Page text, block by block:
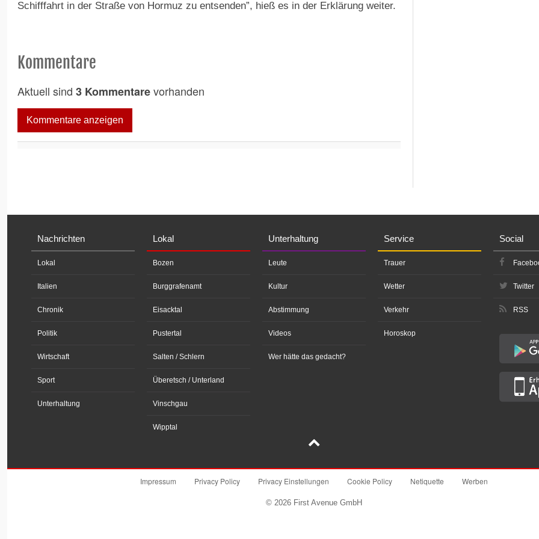
Schifffahrt in der Straße von Hormuz zu entsenden”, hieß es in der Erklärung weiter.
Kommentare
Aktuell sind 3 Kommentarevorhanden
Kommentare anzeigen
Nachrichten
Lokal
Italien
Chronik
Politik
Wirtschaft
Sport
Unterhaltung
Lokal
Bozen
Burggrafenamt
Eisacktal
Pustertal
Salten / Schlern
Überetsch / Unterland
Vinschgau
Wipptal
Unterhaltung
Leute
Kultur
Abstimmung
Videos
Wer hätte das gedacht?
Service
Trauer
Wetter
Verkehr
Horoskop
Social
Twitter
RSS
Impressum Privacy Policy Privacy Einstellungen Cookie Policy Netiquette Werben
© 2026 First Avenue GmbH